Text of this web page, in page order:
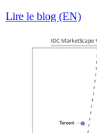
Lire le blog (EN)